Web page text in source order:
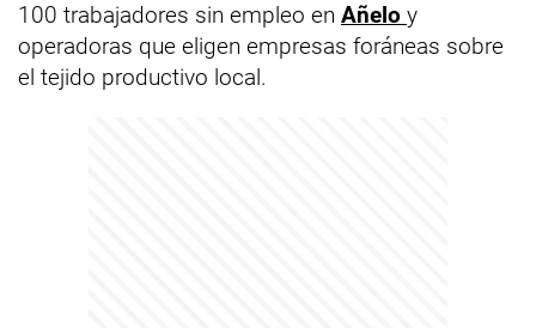
100 trabajadores sin empleo en Añelo y
operadoras que eligen empresas foráneas sobre
el tejido productivo local.